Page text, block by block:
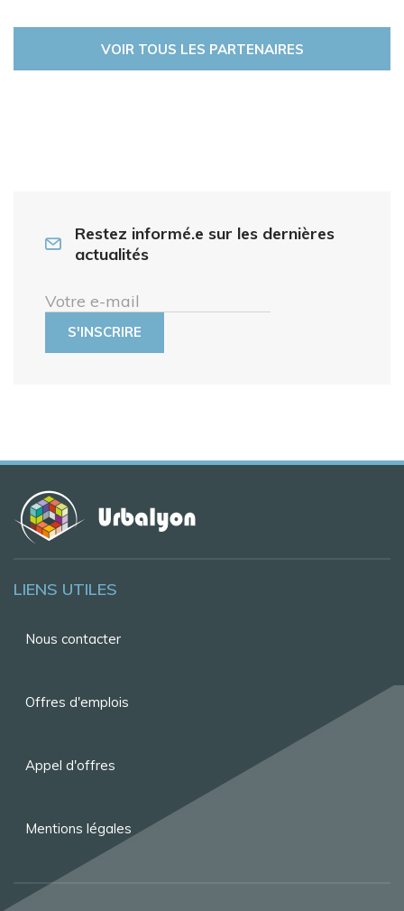
VOIR TOUS LES PARTENAIRES
Restez informé.e sur les dernières
actualités
Votre e-mail
LIENS UTILES
Menu
de
Nous contacter
Offres d'emplois
Appel d'offres
Mentions légales